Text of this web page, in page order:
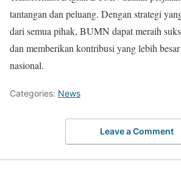
tantangan dan peluang. Dengan strategi
dari semua pihak, BUMN dapat meraih
dan memberikan kontribusi yang lebih
nasional.
Categories: News
Leave a Comment